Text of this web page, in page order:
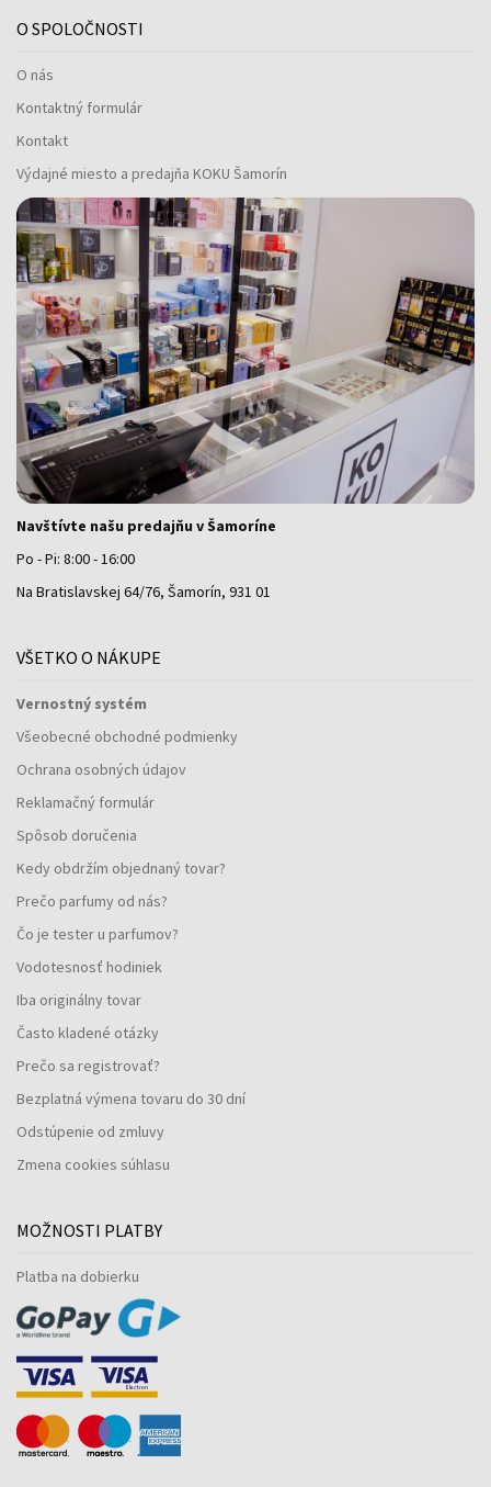
O SPOLOČNOSTI
O nás
Kontaktný formulár
Kontakt
Výdajné miesto a predajňa KOKU Šamorín
Navštívte našu predajňu v Šamoríne
Po - Pi: 8:00 - 16:00
Na Bratislavskej 64/76, Šamorín, 931 01
VŠETKO O NÁKUPE
Vernostný systém
Všeobecné obchodné podmienky
Ochrana osobných údajov
Reklamačný formulár
Spôsob doručenia
Kedy obdržím objednaný tovar?
Prečo parfumy od nás?
Čo je tester u parfumov?
Vodotesnosť hodiniek
Iba originálny tovar
Často kladené otázky
Prečo sa registrovať?
Bezplatná výmena tovaru do 30 dní
Odstúpenie od zmluvy
Zmena cookies súhlasu
MOŽNOSTI PLATBY
Platba na dobierku